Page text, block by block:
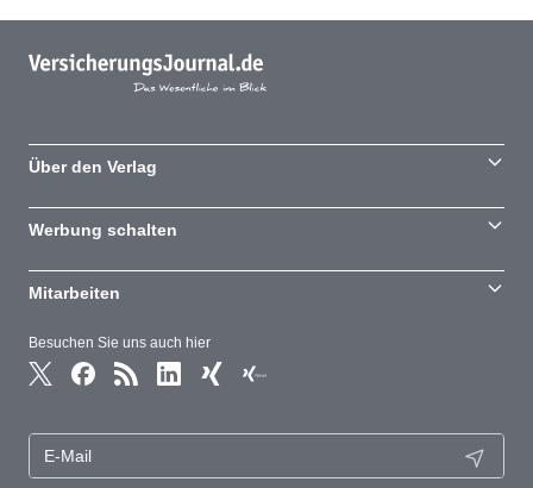
Besuchen Sie uns auch hier
Über den Verlag
Werbung schalten
Mitarbeiten